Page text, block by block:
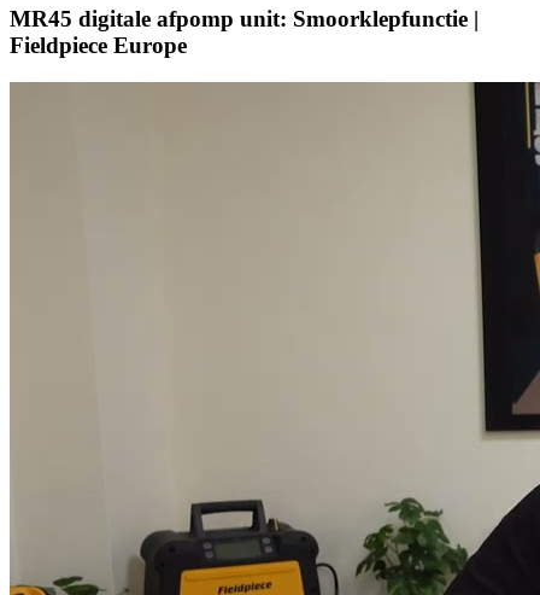
MR45 digitale afpomp unit: Smoorklepfunctie |
Fieldpiece Europe